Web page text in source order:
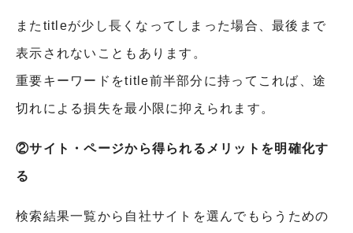
またtitleが少し長くなってしまった場合、最後まで
表示されないこともあります。
重要キーワードをtitle前半部分に持ってこれば、途
切れによる損失を最小限に抑えられます。
②サイト・ページから得られるメリットを明確化す
る
検索結果一覧から自社サイトを選んでもらうための